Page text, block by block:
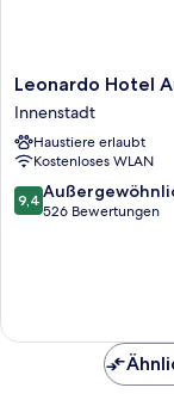
Leonardo
Hotel
Augsburg
Innenstadt
Leonardo Hotel
Innenstadt
Haustiere erlaubt
Kostenloses WLAN
9.4
von
9,4
526 Bewertungen